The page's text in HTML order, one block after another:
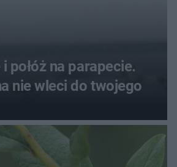
połóż na parapecie.
nie wleci do twojego